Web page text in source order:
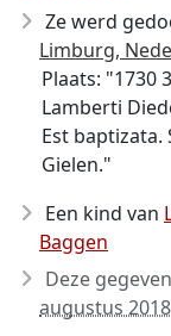
Ze werd
Limburg,
Plaats: "1730
Lamberti
Est baptizata.
Gielen."
Een kind van
Baggen
Deze
augustus 2018